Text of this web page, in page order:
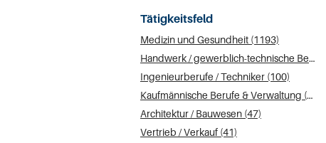
Tätigkeitsfeld
Medizin und Gesundheit (1193)
Handwerk / gewerblich-technische Berufe (120)
Ingenieurberufe / Techniker (100)
Kaufmännische Berufe & Verwaltung (51)
Architektur / Bauwesen (47)
Vertrieb / Verkauf (41)